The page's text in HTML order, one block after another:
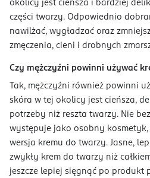
okolicy jest cieńsza i bardziej
części twarzy. Odpowiednio
nawilżać, wygładzać oraz
zmęczenia, cieni i drobnych
Czy mężczyźni powinni używać
Tak, mężczyźni również powinni
skóra w tej okolicy jest cieńsza,
potrzeby niż reszta twarzy. Nie
występuje jako osobny
wersja kremu do twarzy. Jasne,
zwykły krem do twarzy niż
jeszcze lepiej sięgnąć po produkt